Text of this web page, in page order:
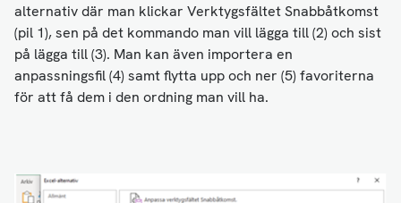
alternativ där man klickar Verktygsfältet Snabbåtkomst
(pil 1), sen på det kommando man vill lägga till (2) och sist
på lägga till (3). Man kan även importera en
anpassningsfil (4) samt flytta upp och ner (5) favoriterna
för att få dem i den ordning man vill ha.